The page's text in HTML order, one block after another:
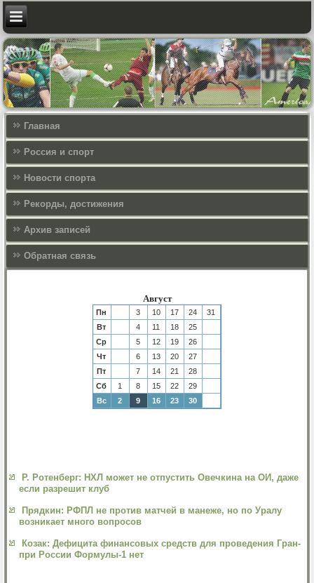
Главная
Россия и спорт
Новости спорта
Рекорды, достижения
Архив записей
Обратная связь
Август
Пн 3 10 17 24
31
Вт
4 11 18
25
Ср
5 12 19
26
Чт
6 13 20
27
Пт
7 14 21
28
Сб
1 8 15 22
29
Вс
2 9 16 23 30
Р. Ротенберг: НХЛ может не отпустить Овечкина на ОИ, даже
если разрешит клуб
Прядкин: РФПЛ не против матчей в манеже, но по Уралу
возникает много вопросов
Козак: Дефицита финансовых средств для проведения Гран-
при России Формулы-1 нет